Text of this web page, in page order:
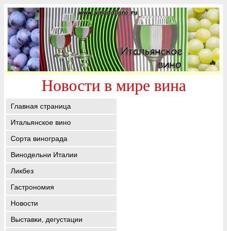
Новости в мире вина
Главная страница
Итальянское вино
Сорта винограда
Винодельни Италии
Ликбез
Гастрономия
Новости
Выставки, дегустации